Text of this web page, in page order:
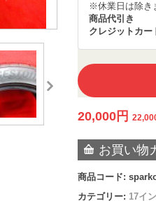
※休業日は除き
商品代引き
クレジットカー
20,000 円
お買い物
商品コード:
カテゴリー: 17イ